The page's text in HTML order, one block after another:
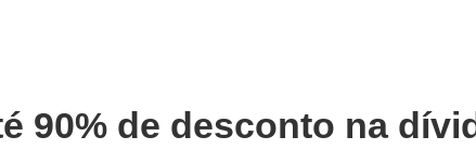
90% de desconto na